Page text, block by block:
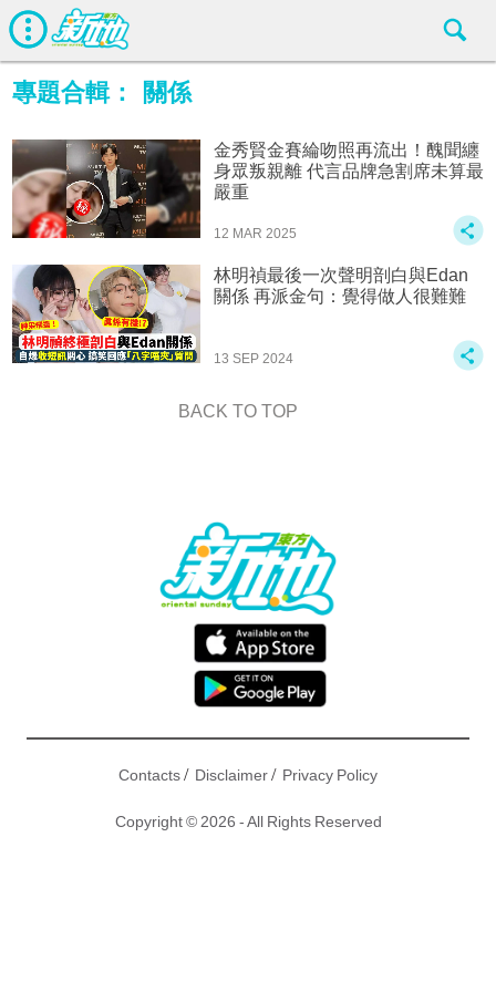
專題合輯： 關係
金秀賢金賽綸吻照再流出！醜聞纏
身眾叛親離 代言品牌急割席未算最
嚴重
12 MAR 2025
林明禎最後一次聲明剖白與Edan
關係 再派金句：覺得做人很難難
13 SEP 2024
BACK TO TOP
Contacts/ Disclaimer/ Privacy Policy
Copyright © 2026 - All Rights Reserved